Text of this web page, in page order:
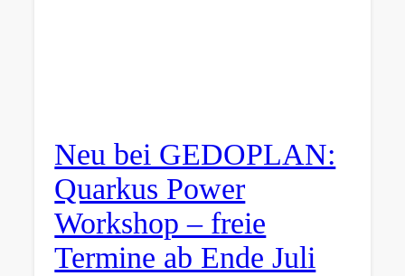
Neu bei GEDOPLAN:
Quarkus Power
Workshop – freie
Termine ab Ende Juli